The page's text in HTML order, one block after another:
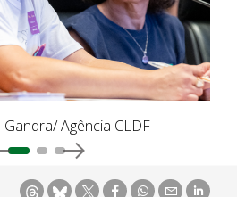
Agência CLDF